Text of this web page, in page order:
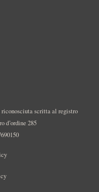
riconosciuta scritta al registro
d’ordine 285